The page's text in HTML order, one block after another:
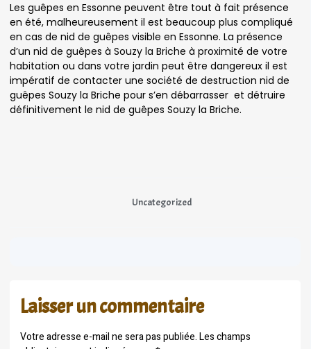
Les guêpes en Essonne peuvent être tout à fait présence
en été, malheureusement il est beaucoup plus compliqué
en cas de nid de guêpes visible en Essonne. La présence
d’un nid de guêpes à Souzy la Briche à proximité de votre
habitation ou dans votre jardin peut être dangereux il est
impératif de contacter une société de destruction nid de
guêpes Souzy la Briche pour s’en débarrasser et détruire
définitivement le nid de guêpes Souzy la Briche.
Uncategorized
Laisser un commentaire
Votre adresse e-mail ne sera pas publiée.Les champs